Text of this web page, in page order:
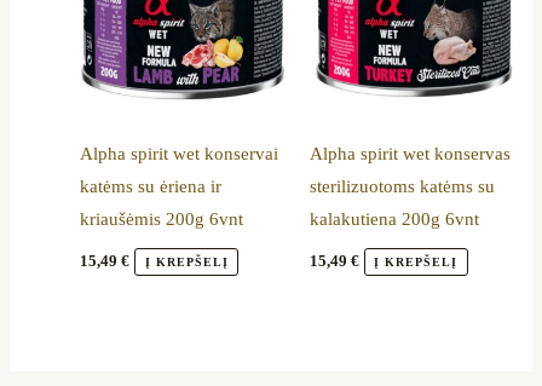
Alpha spirit wet konservai
katėms su ėriena ir
kriaušėmis 200g 6vnt
15,49€ Į KREPŠELĮ
Alpha spirit wet konservas
sterilizuotoms katėms su
kalakutiena 200g 6vnt
15,49 € Į KREPŠELĮ